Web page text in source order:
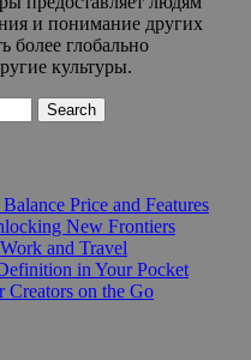
и понимание других
более глобально
культуры.
Search
Price and Features
New Frontiers
and Travel
in Your Pocket
on the Go